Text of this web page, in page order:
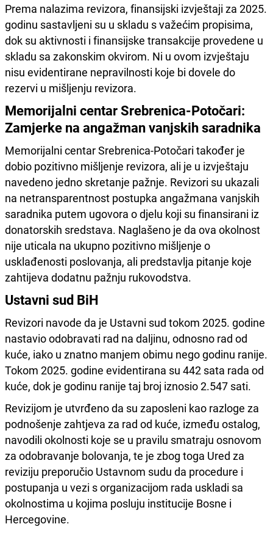
Prema nalazima revizora, finansijski izvještaji za 2025.
godinu sastavljeni su u skladu s važećim propisima,
dok su aktivnosti i finansijske transakcije provedene u
skladu sa zakonskim okvirom. Ni u ovom izvještaju
nisu evidentirane nepravilnosti koje bi dovele do
rezervi u mišljenju revizora.
Memorijalni centar Srebrenica-Potočari:
Zamjerke na angažman vanjskih saradnika
Memorijalni centar Srebrenica-Potočari također je
dobio pozitivno mišljenje revizora, ali je u izvještaju
navedeno jedno skretanje pažnje. Revizori su ukazali
na netransparentnost postupka angažmana vanjskih
saradnika putem ugovora o djelu koji su finansirani iz
donatorskih sredstava. Naglašeno je da ova okolnost
nije uticala na ukupno pozitivno mišljenje o
usklađenosti poslovanja, ali predstavlja pitanje koje
zahtijeva dodatnu pažnju rukovodstva.
Ustavni sud BiH
Revizori navode da je Ustavni sud tokom 2025. godine
nastavio odobravati rad na daljinu, odnosno rad od
kuće, iako u znatno manjem obimu nego godinu ranije.
Tokom 2025. godine evidentirana su 442 sata rada od
kuće, dok je godinu ranije taj broj iznosio 2.547 sati.
Revizijom je utvrđeno da su zaposleni kao razloge za
podnošenje zahtjeva za rad od kuće, između ostalog,
navodili okolnosti koje se u pravilu smatraju osnovom
za odobravanje bolovanja, te je zbog toga Ured za
reviziju preporučio Ustavnom sudu da procedure i
postupanja u vezi s organizacijom rada uskladi sa
okolnostima u kojima posluju institucije Bosne i
Hercegovine.